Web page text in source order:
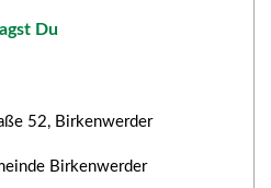
Du
52, Birkenwerder
Birkenwerder